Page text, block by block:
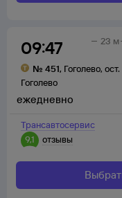
09:47
№ 451, Гоголево, ост.
Гоголево
23 м
Трансавтосервис
9,1
отзывы
ежедневно